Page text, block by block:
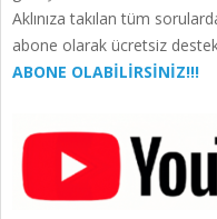
Aklınıza takılan tüm
abone olarak ücretsiz
ABONE OLABİLİRSİNİZ!!!